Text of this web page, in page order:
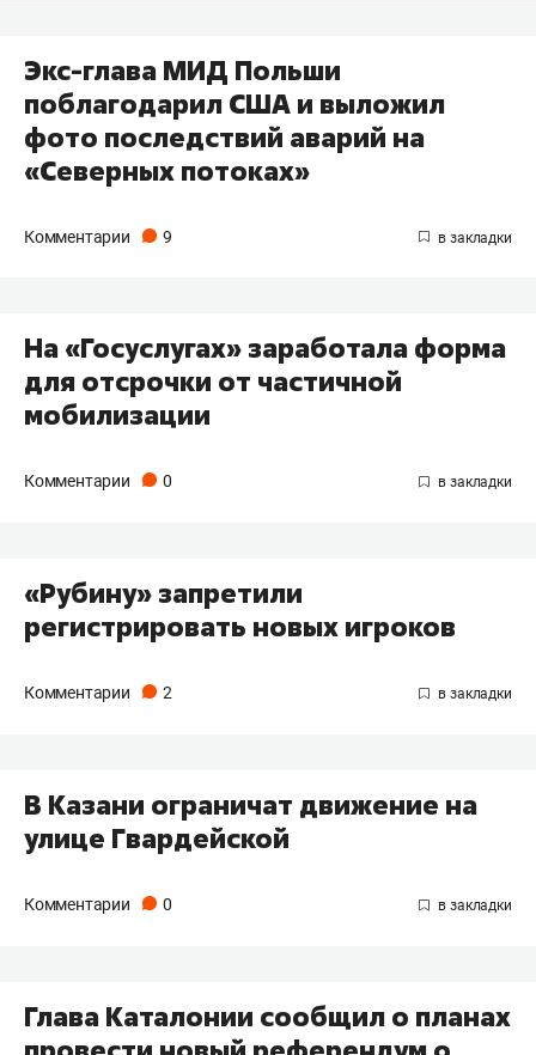
Экс-глава МИД Польши
поблагодарил США и выложил
фото последствий аварий на
«Северных потоках»
Комментарии 9
На «Госуслугах» заработала форма
для отсрочки от частичной
мобилизации
Комментарии 0
«Рубину» запретили
регистрировать новых игроков
Комментарии 2
В Казани ограничат движение на
улице Гвардейской
Комментарии 0
Глава Каталонии сообщил о планах